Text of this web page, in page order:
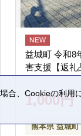
益城町 令和8
害支援【返礼
1,000円
熊本県 益城町
合、Cookieの利用